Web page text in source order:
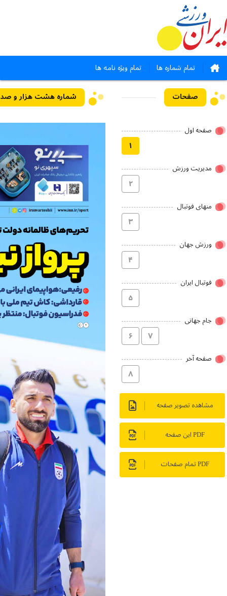
تمام شماره ها تمام ویژه نامه ها
صفحات
صفحه اول
۱
مدیریت ورزش
۲
منهای فوتبال
۳
ورزش جهان
۴
فوتبال ایران
۵
جام جهانی
۶ ۷
صفحه آخر
۸
مشاهده تصویر صفحه
PDF این صفحه
PDF تمام صفحات